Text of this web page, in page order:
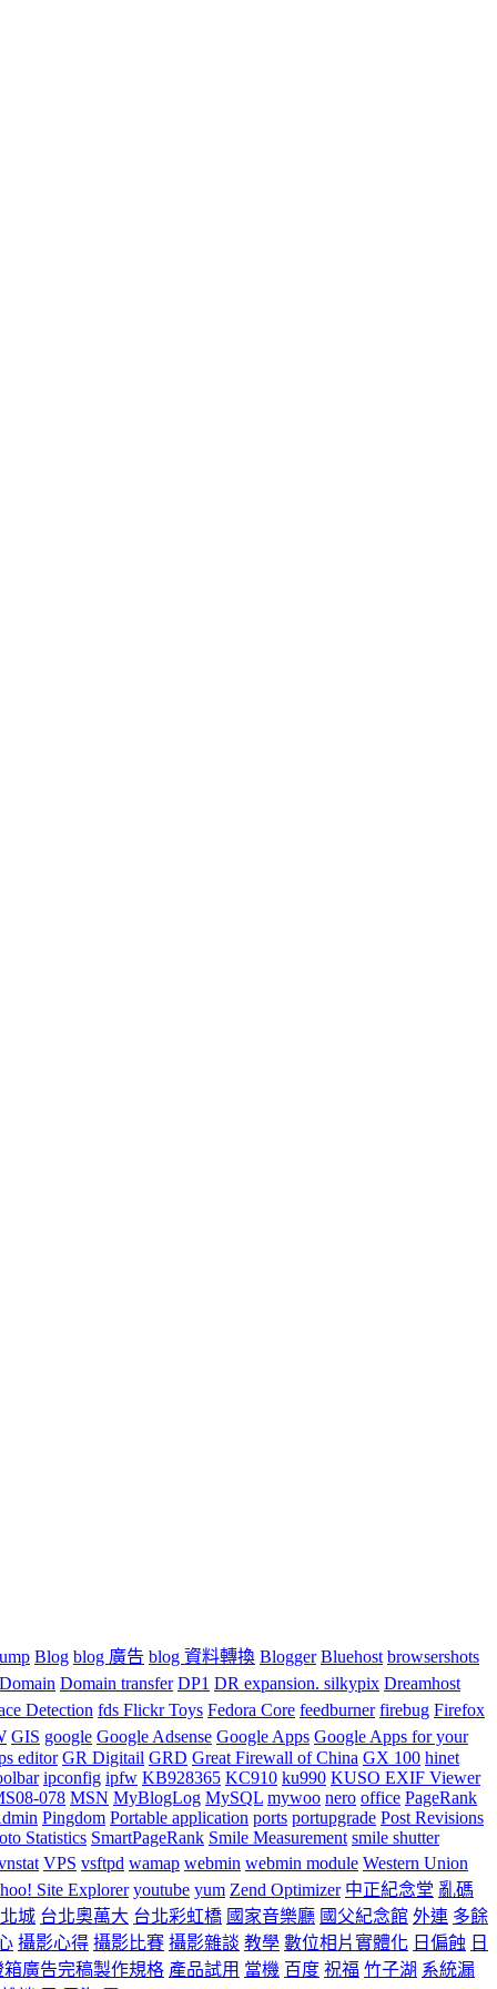
Blog blog 廣告 blog 資料轉換 Blogger Bluehost browsershots
Domain Domain transfer DP1 DR expansion. silkypix Dreamhost
Detection fds Flickr Toys Fedora Core feedburner firebug Firefox
GIS google Google Adsense Google Apps Google Apps for your
editor GR Digitail GRD Great Firewall of China GX 100 hinet
ipconfig ipfw KB928365 KC910 ku990 KUSO EXIF Viewer
078 MSN MyBlogLog MySQL mywoo nero office PageRank
Pingdom Portable application ports portupgrade Post Revisions
Statistics SmartPageRank Smile Measurement smile shutter
VPS vsftpd wamap webmin webmin module Western Union
Site Explorer youtube yum Zend Optimizer 中正紀念堂 亂碼
城 台北奧萬大 台北彩虹橋 國家音樂廳 國父紀念館 外連 多餘
攝影心得 攝影比賽 攝影雜談 教學 數位相片實體化 日偏蝕 日
箱廣告完稿製作規格 產品試用 當機 百度 祝福 竹子湖 系統漏